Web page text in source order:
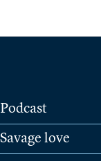
Podcast
Savage love